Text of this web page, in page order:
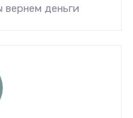
деньги